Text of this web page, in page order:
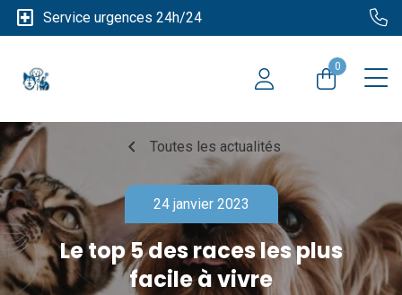
local_hospital Service urgences 24h/24
0
chevron_left Toutes les actualités
24 janvier 2023
Le top 5 des races les plus
facile à vivre